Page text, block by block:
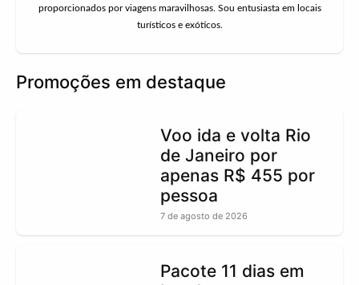
proporcionados por viagens maravilhosas. Sou entusiasta em locais
turísticos e exóticos.
Promoções em destaque
Voo ida e volta Rio
de Janeiro por
apenas R$ 455 por
pessoa
7 de agosto de 2026
Pacote 11 dias em